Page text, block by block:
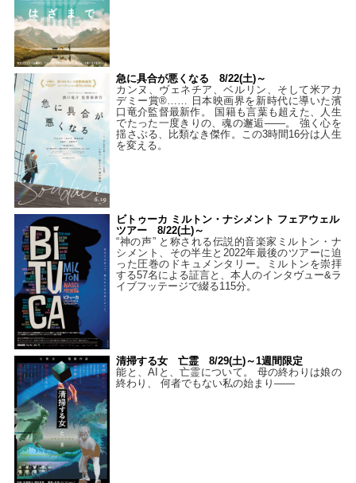
急に具合が悪くなる 8/22(土)～
カンヌ、ヴェネチア、ベルリン、そして米アカ
デミー賞®…… 日本映画界を新時代に導いた濱
口竜介監督最新作。 国籍も言葉も超えた、人生
でたった一度きりの、魂の邂逅――。 強く心を
揺さぶる、比類なき傑作。この3時間16分は人生
を変える。
ビトゥーカ ミルトン・ナシメント フェアウェル
ツアー 8/22(土)～
“神の声” と称される伝説的音楽家ミルトン・ナ
シメント、その半生と2022年最後のツアーに迫
った圧巻のドキュメンタリー。ミルトンを崇拝
する57名による証言と、本人のインタヴュー&ラ
イブフッテージで綴る115分。
清掃する女 亡霊 8/29(土)～1週間限定
能と、AIと、亡霊について。 母の終わりは娘の
終わり、 何者でもない私の始まり――